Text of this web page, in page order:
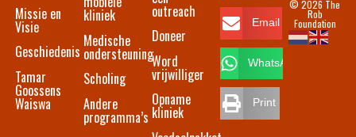
© 2026 The
Rob
Foundation
Missie en
Visie
Geschiedenis
Tamar
Goossens
Waiswa
kliniek
Medische
ondersteuning
Scholing
Andere
programma’s
outreach
Doneer
Word
vrijwilliger
Opname
kliniek
Email
WhatsApp
Print